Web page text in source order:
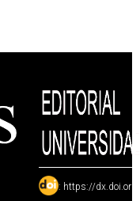
: https://